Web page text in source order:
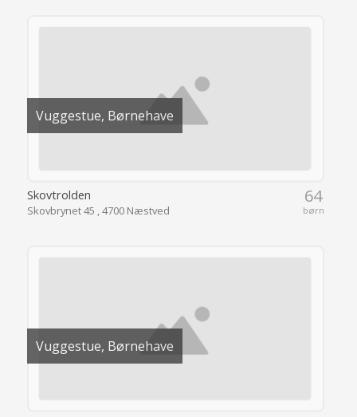
Vuggestue, Børnehave
64
børn
Skovtrolden
Skovbrynet 45 , 4700 Næstved
Vuggestue, Børnehave